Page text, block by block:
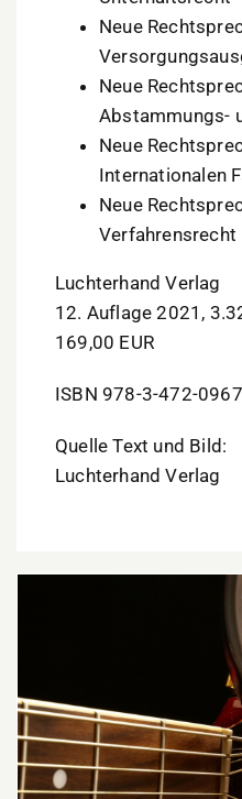
Neue
Neue
Abstammungs-
Neue
Internationalen
Neue
Verfahrensrecht
Luchterhand Verlag
12. Auflage 2021,
169,00 EUR
ISBN 978-3-472-
Quelle Text und Bild:
Luchterhand Verlag
Genüsse für alle
die Lautrer